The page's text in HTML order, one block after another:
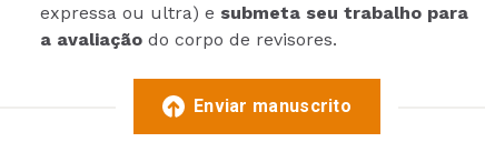
expressa ou ultra) e submeta seu trabalho para
a avaliação do corpo de revisores.
Enviar manuscrito